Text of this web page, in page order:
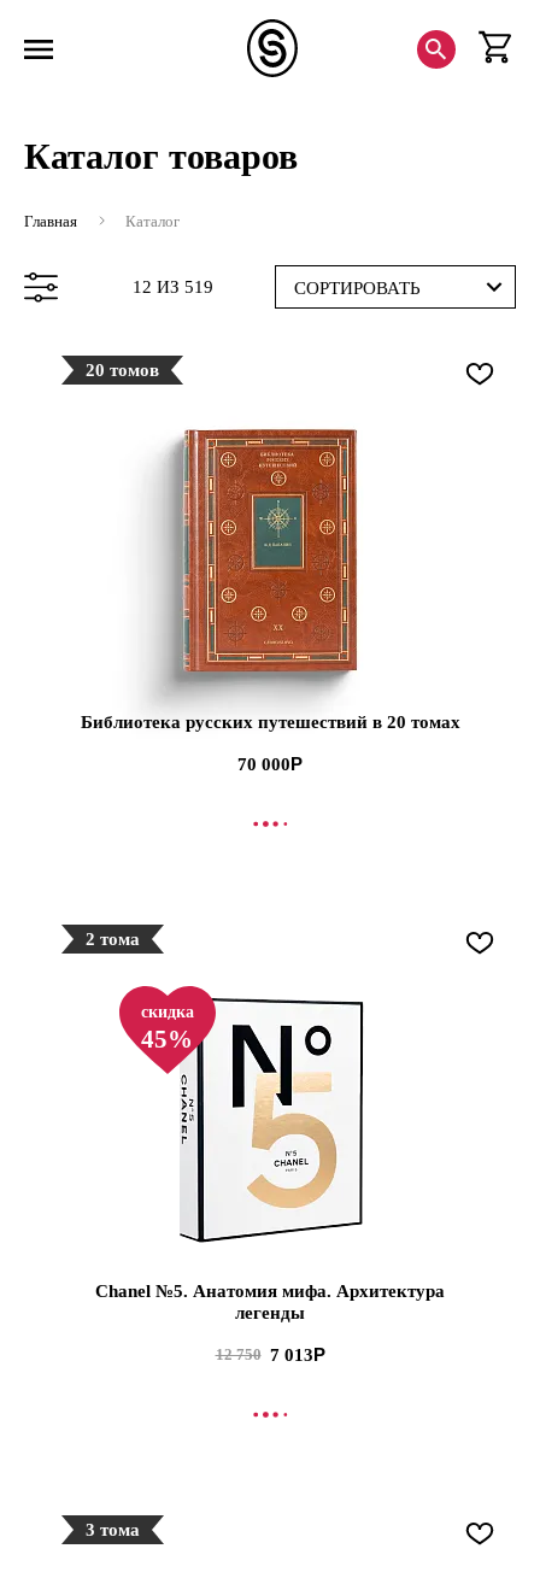
Каталог товаров
Главная Каталог
12 ИЗ 519 СОРТИРОВАТЬ
20 томов
Библиотека русских путешествий в 20 томах
70 000
В КОРЗИНУ
2 тома
скидка
45%
Chanel №5. Анатомия мифа. Архитектура
легенды
12 750 7 013
В КОРЗИНУ
3 тома